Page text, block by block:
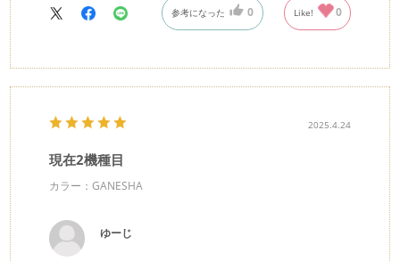
参考になった 0 Like! 0
2025.4.24
現在2機種目
カラー：GANESHA
ゆーじ